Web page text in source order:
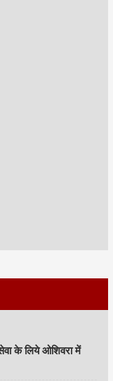
के लिये ओशिवरा में